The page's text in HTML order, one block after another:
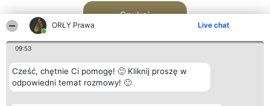
ORŁY Prawa Live chat
09:53
Cześć, chętnie Ci pomogę! 🙂 Kliknij proszę w
odpowiedni temat rozmowy! 🙂
Szukaj
Organizator plebiscytu Plebiscyt Kontakt